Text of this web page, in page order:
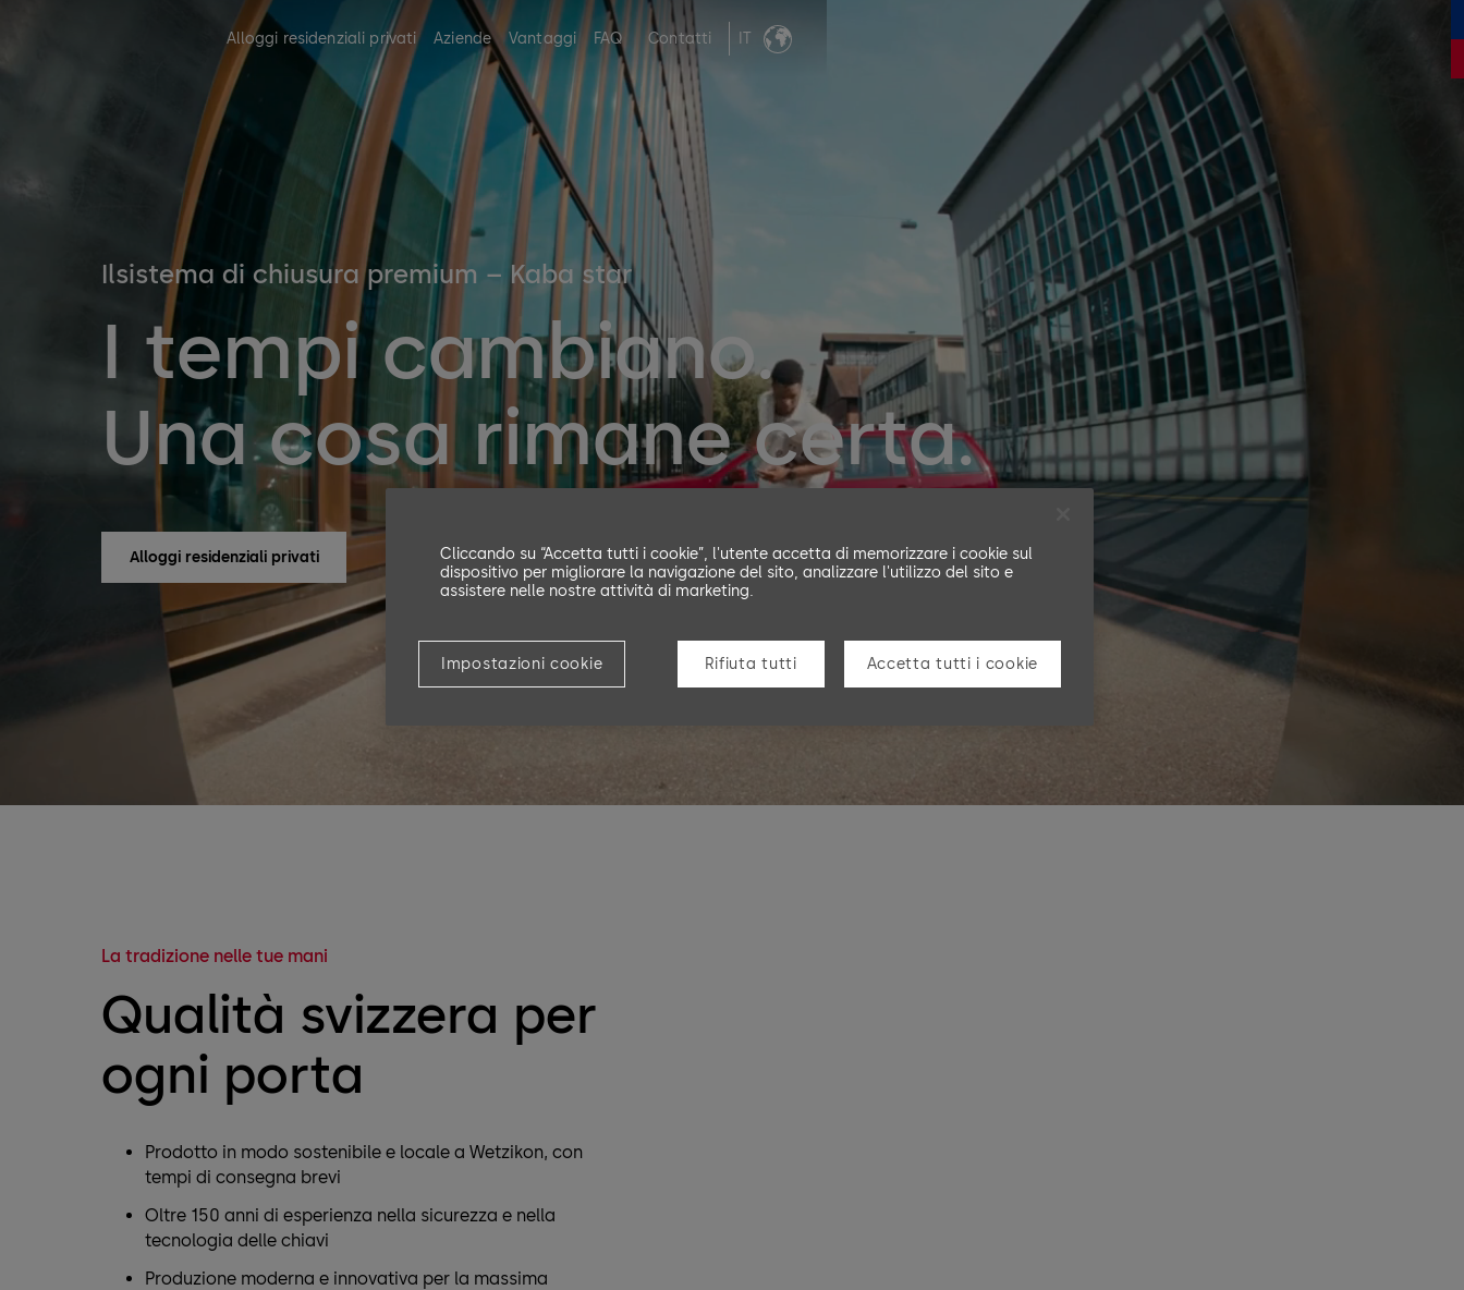
Alloggi residenziali privati Aziende Vantaggi FAQ Contatti IT
Ilsistema di chiusura premium – Kaba star
I tempi cambiano.
Una cosa rimane certa.
Alloggi residenziali privati Aziende
La tradizione nelle tue mani
Qualità svizzera per
ogni porta
Prodotto in modo sostenibile e locale a Wetzikon, con
tempi di consegna brevi
Oltre 150 anni di esperienza nella sicurezza e nella
tecnologia delle chiavi
Produzione moderna e innovativa per la massima
Cliccando su “Accetta tutti i cookie”, l'utente accetta di memorizzare i cookie sul
dispositivo per migliorare la navigazione del sito, analizzare l'utilizzo del sito e
assistere nelle nostre attività di marketing.
Impostazioni cookie Rifiuta tutti Accetta tutti i cookie